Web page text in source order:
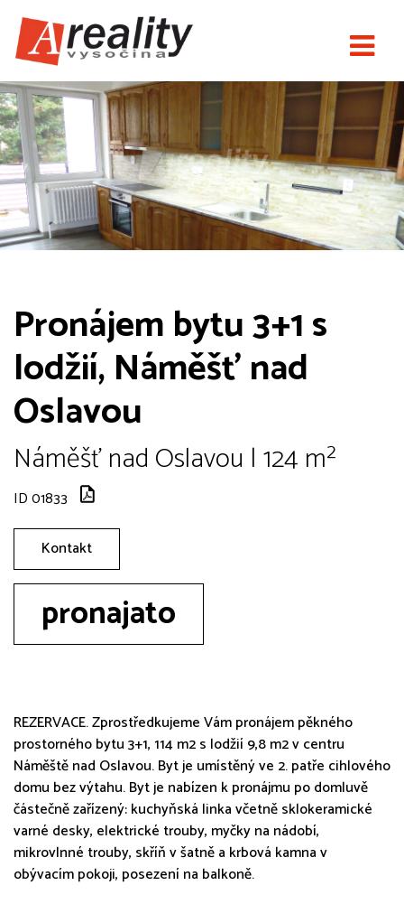
Pronájem bytu 3+1 s
lodžií, Náměšť nad
Oslavou
Náměšť nad Oslavou | 124 m²
ID 01833
Kontakt
pronajato
REZERVACE. Zprostředkujeme Vám pronájem pěkného
prostorného bytu 3+1, 114 m2 s lodžií 9,8 m2 v centru
Náměště nad Oslavou. Byt je umístěný ve 2. patře cihlového
domu bez výtahu. Byt je nabízen k pronájmu po domluvě
částečně zařízený: kuchyňská linka včetně sklokeramické
varné desky, elektrické trouby, myčky na nádobí,
mikrovlnné trouby, skříň v šatně a krbová kamna v
obývacím pokoji, posezení na balkoně.